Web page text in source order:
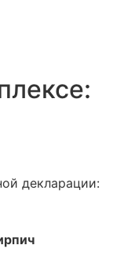
декларации: